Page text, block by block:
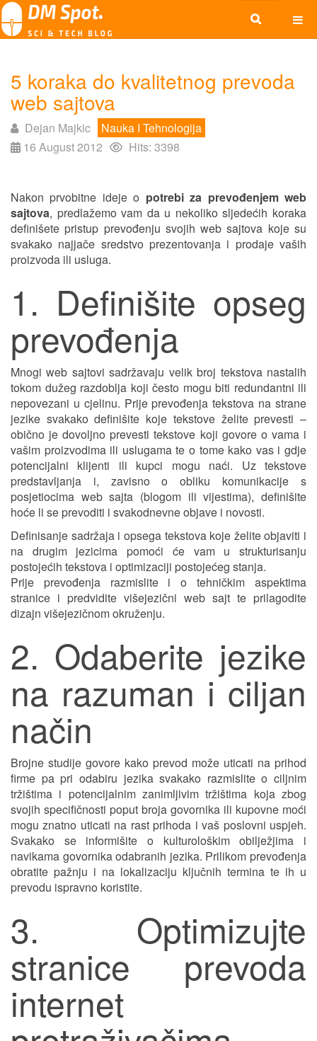
5 koraka do kvalitetnog prevoda
web sajtova
Dejan Majkic
Nauka I Tehnologija
16 August 2012
Hits: 3398
Nakon prvobitne ideje o potrebi za prevođenjem web
sajtova, predlažemo vam da u nekoliko sljedećih koraka
definišete pristup prevođenju svojih web sajtova koje su
svakako najjače sredstvo prezentovanja i prodaje vaših
proizvoda ili usluga.
1. Definišite opseg
prevođenja
Mnogi web sajtovi sadržavaju velik broj tekstova nastalih
tokom dužeg razdoblja koji često mogu biti redundantni ili
nepovezani u cjelinu. Prije prevođenja tekstova na strane
jezike svakako definišite koje tekstove želite prevesti –
obično je dovoljno prevesti tekstove koji govore o vama i
vašim proizvodima ili uslugama te o tome kako vas i gdje
potencijalni klijenti ili kupci mogu naći. Uz tekstove
predstavljanja i, zavisno o obliku komunikacije s
posjetiocima web sajta (blogom ili vijestima), definišite
hoće li se prevoditi i svakodnevne objave i novosti.
Definisanje sadržaja i opsega tekstova koje želite objaviti i
na drugim jezicima pomoći će vam u strukturisanju
postojećih tekstova i optimizaciji postojećeg stanja.
Prije prevođenja razmislite i o tehničkim aspektima
stranice i predvidite višejezični web sajt te prilagodite
dizajn višejezičnom okruženju.
2. Odaberite jezike
na razuman i ciljan
način
Brojne studije govore kako prevod može uticati na prihod
firme pa pri odabiru jezika svakako razmislite o ciljnim
tržištima i potencijalnim zanimljivim tržištima koja zbog
svojih specifičnosti poput broja govornika ili kupovne moći
mogu znatno uticati na rast prihoda i vaš poslovni uspjeh.
Svakako se informišite o kulturološkim obilježjima i
navikama govornika odabranih jezika. Prilikom prevođenja
obratite pažnju i na lokalizaciju ključnih termina te ih u
prevodu ispravno koristite.
3. Optimizujte
stranice prevoda
internet